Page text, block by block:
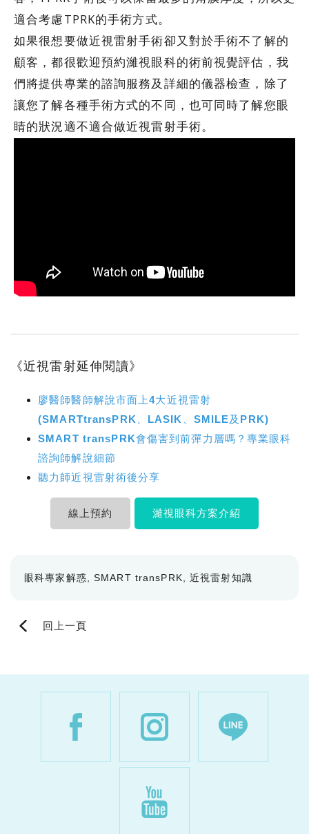
適合考慮TPRK的手術方式。
如果很想要做近視雷射手術卻又對於手術不了解的
顧客，都很歡迎預約濰視眼科的術前視覺評估，我
們將提供專業的諮詢服務及詳細的儀器檢查，除了
讓您了解各種手術方式的不同，也可同時了解您眼
睛的狀況適不適合做近視雷射手術。
《近視雷射延伸閱讀》
廖醫師醫師解說市面上4大近視雷射
(SMARTtransPRK、LASIK、SMILE及PRK)
SMART transPRK會傷害到前彈力層嗎？專業眼科
諮詢師解說細節
聽力師近視雷射術後分享
線上預約 濰視眼科方案介紹
眼科專家解惑 SMART transPRK 近視雷射知識
回上一頁